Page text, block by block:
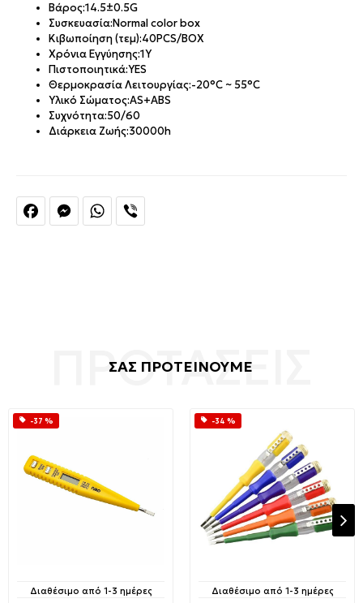
FacebookMessengerWhatsApp
Βάρος:14.5±0.5G
Συσκευασία:Normal color box
Κιβωποίηση (τεμ):40PCS/BOX
Χρόνια Εγγύησης:1Y
Πιστοποιητικά:YES
Θερμοκρασία Λειτουργίας:-20°C ~ 55°C
Υλικό Σώματος:AS+ABS
Συχνότητα:50/60
Διάρκεια Ζωής:30000h
ΣΑΣ ΠΡΟΤΕΙΝΟΥΜΕ
-37 %
Διαθέσιμο από 1-3 ημέρες
-34 %
Διαθέσιμο από 1-3 ημέρες